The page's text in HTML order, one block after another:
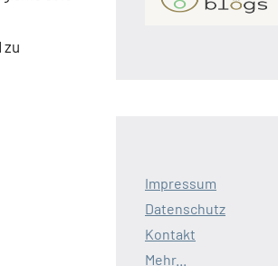
zu
Impressum
Datenschutz
Kontakt
Mehr...